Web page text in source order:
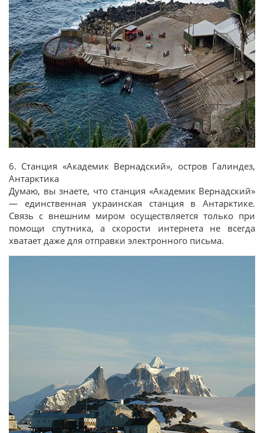
6. Станция «Академик Вернадский», остров Галиндез,
Антарктика
Думаю, вы знаете, что станция «Академик Вернадский»
— единственная украинская станция в Антарктике.
Связь с внешним миром осуществляется только при
помощи спутника, а скорости интернета не всегда
хватает даже для отправки электронного письма.